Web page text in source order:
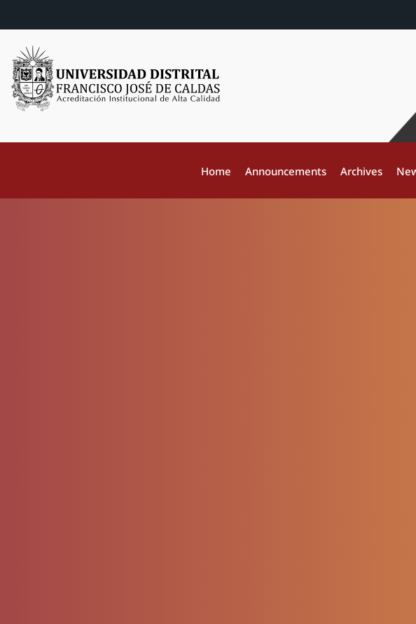
Home Announcements Archives